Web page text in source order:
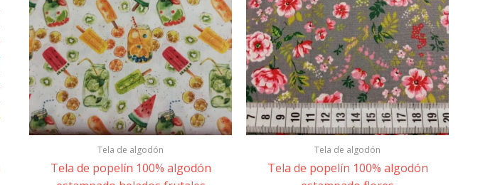
Tela de algodón
Tela de popelín 100% algodón
Tela de algodón
Tela de popelín 100% algodón